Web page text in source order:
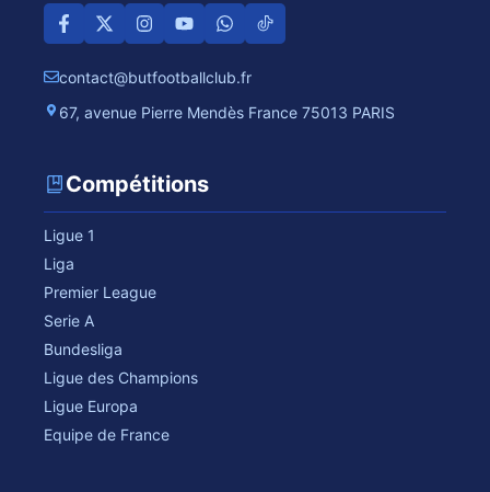
contact@butfootballclub.fr
67, avenue Pierre Mendès France 75013 PARIS
Compétitions
Ligue 1
Liga
Premier League
Serie A
Bundesliga
Ligue des Champions
Ligue Europa
Equipe de France